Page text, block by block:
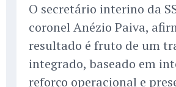
O secretário interino da
coronel Anézio Paiva,
resultado é fruto de um
integrado, baseado em
reforço operacional e